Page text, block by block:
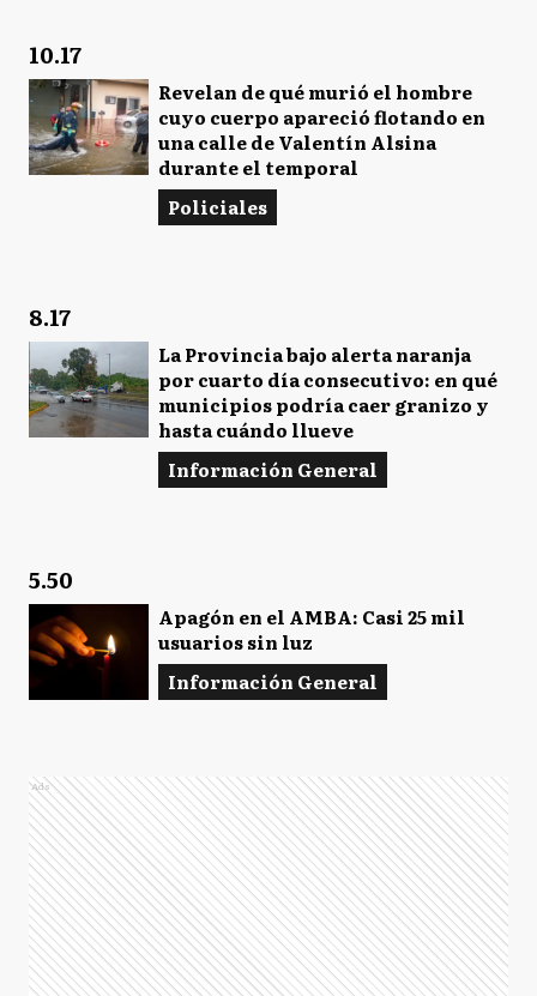
10.17
Revelan de qué murió el hombre
cuyo cuerpo apareció flotando en
una calle de Valentín Alsina
durante el temporal
Policiales
8.17
La Provincia bajo alerta naranja
por cuarto día consecutivo: en qué
municipios podría caer granizo y
hasta cuándo llueve
Información General
5.50
Apagón en el AMBA: Casi 25 mil
usuarios sin luz
Información General
Ads